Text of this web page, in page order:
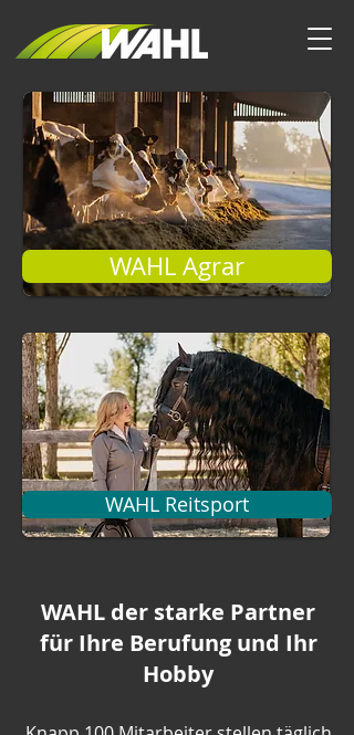
WAHL Agrar
WAHL Reitsport
WAHL der starke Partner
für Ihre Berufung und Ihr
Hobby